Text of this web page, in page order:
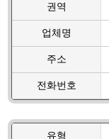
권역
업체명
주소
전화번호
유형